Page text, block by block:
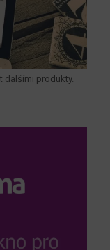
dalšími produkty.